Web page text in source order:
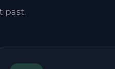
past.